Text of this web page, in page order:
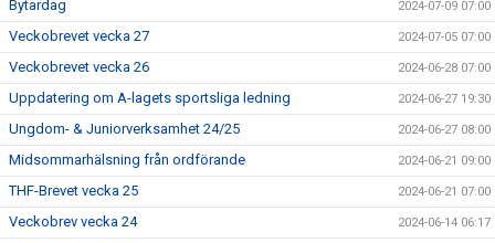
Bytardag 2024-07-09 07:00
Veckobrevet vecka 27 2024-07-05 07:00
Veckobrevet vecka 26 2024-06-28 07:00
Uppdatering om A-lagets sportsliga ledning 2024-06-27 19:30
Ungdom- & Juniorverksamhet 24/25 2024-06-27 08:00
Midsommarhälsning från ordförande 2024-06-21 09:00
THF-Brevet vecka 25 2024-06-21 07:00
Veckobrev vecka 24 2024-06-14 06:17